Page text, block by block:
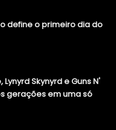
define o primeiro dia do
Skynyrd e Guns N'
gerações em uma só